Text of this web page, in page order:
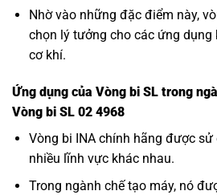
Nhờ vào những đặc điểm này,
chọn lý tưởng cho các ứng dụng
cơ khí.
Ứng dụng của Vòng bi SL trong
Vòng bi SL 02 4968
Vòng bi INAchính hãng được sử
nhiều lĩnh vực khác nhau.
Trong ngành chế tạo máy, nó